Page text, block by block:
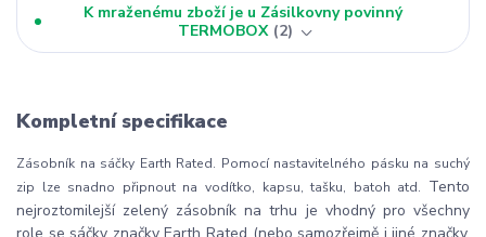
K mraženému zboží je u Zásilkovny povinný
TERMOBOX 2
Kompletní specifikace
Zásobník na sáčky Earth Rated. Pomocí nastavitelného pásku na suchý
zip lze snadno připnout na vodítko, kapsu, tašku, batoh atd. Tento
nejroztomilejší zelený zásobník na trhu je vhodný pro všechny